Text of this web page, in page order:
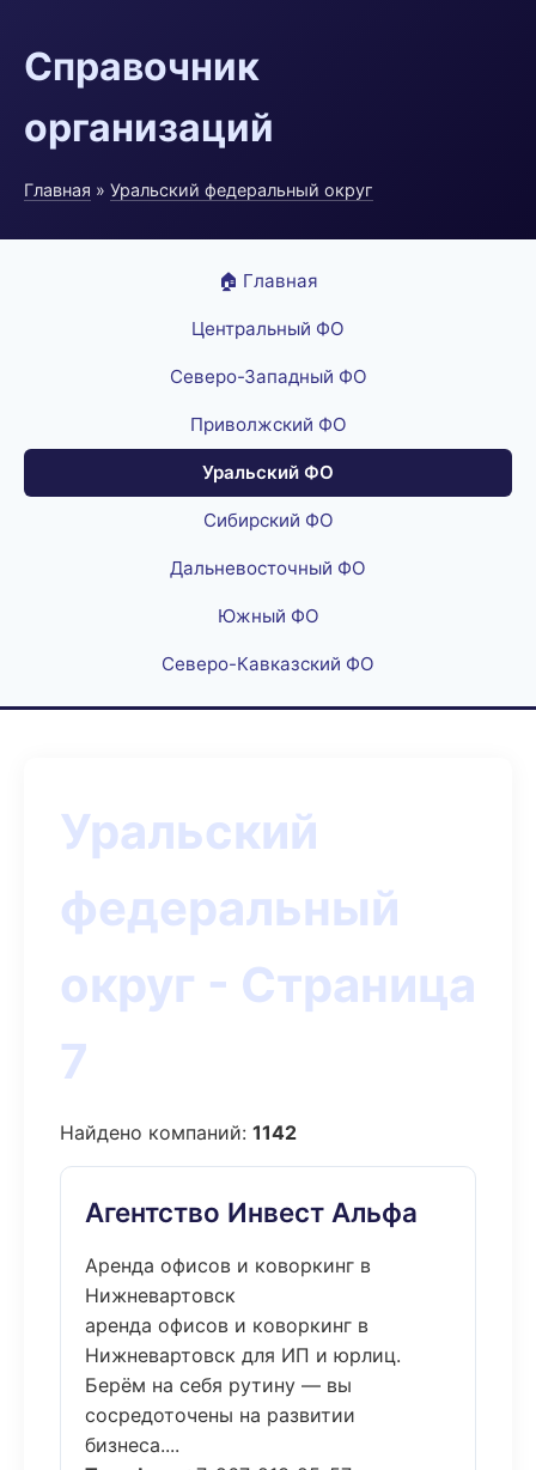
Справочник
организаций
Главная » Уральский федеральный округ
🏠 Главная
Центральный ФО
Северо-Западный ФО
Приволжский ФО
Уральский ФО
Сибирский ФО
Дальневосточный ФО
Южный ФО
Северо-Кавказский ФО
Уральский
федеральный
округ - Страница
7
Найдено компаний: 1142
Агентство Инвест Альфа
Аренда офисов и коворкинг в
Нижневартовск
аренда офисов и коворкинг в
Нижневартовск для ИП и юрлиц.
Берём на себя рутину — вы
сосредоточены на развитии
бизнеса....